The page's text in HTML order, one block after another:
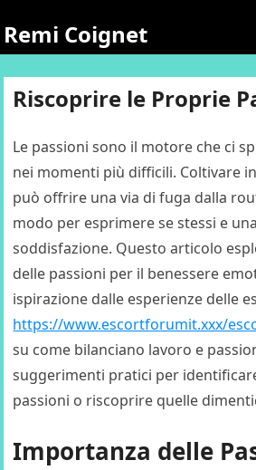
Remi Coignet
Riscoprire le Proprie
Le passioni sono il motore che ci
nei momenti più difficili. Coltivare
può offrire una via di fuga dalla
modo per esprimere se stessi e
soddisfazione. Questo articolo
delle passioni per il benessere
ispirazione dalle esperienze delle
https://www.escortforumit.xxx/
su come bilanciano lavoro e
suggerimenti pratici per
passioni o riscoprire quelle
Importanza delle